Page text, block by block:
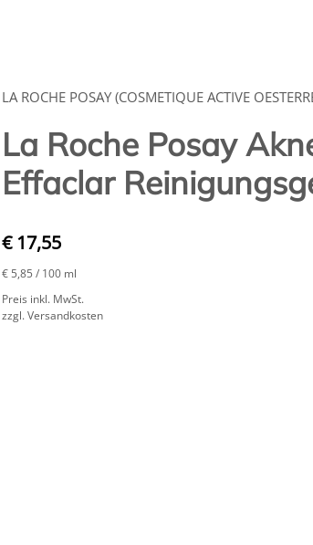
LA ROCHE POSAY (COSMETIQUE ACTIVE
La Roche Posay
Effaclar
€ 17,55
€ 5,85 / 100 ml
Preis inkl. MwSt.
zzgl. Versandkosten